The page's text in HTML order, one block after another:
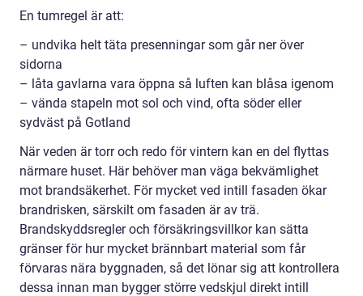
En tumregel är att:
– undvika helt täta presenningar som går ner över
sidorna
– låta gavlarna vara öppna så luften kan blåsa igenom
– vända stapeln mot sol och vind, ofta söder eller
sydväst på Gotland
När veden är torr och redo för vintern kan en del flyttas
närmare huset. Här behöver man väga bekvämlighet
mot brandsäkerhet. För mycket ved intill fasaden ökar
brandrisken, särskilt om fasaden är av trä.
Brandskyddsregler och försäkringsvillkor kan sätta
gränser för hur mycket brännbart material som får
förvaras nära byggnaden, så det lönar sig att kontrollera
dessa innan man bygger större vedskjul direkt intill